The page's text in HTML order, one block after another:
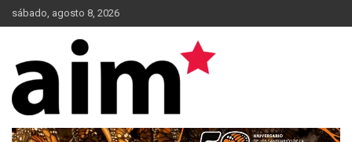
Skip
to
sábado, agosto 8, 2026
AIM*